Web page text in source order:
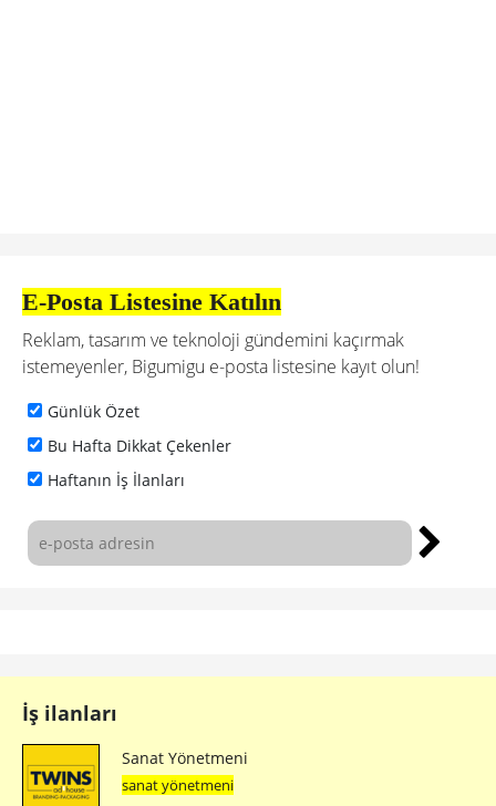
E-Posta Listesine Katılın
Reklam, tasarım ve teknoloji gündemini kaçırmak
istemeyenler, Bigumigu e-posta listesine kayıt olun!
Günlük Özet
Bu Hafta Dikkat Çekenler
Haftanın İş İlanları
İş ilanları
Sanat Yönetmeni
sanat yönetmeni